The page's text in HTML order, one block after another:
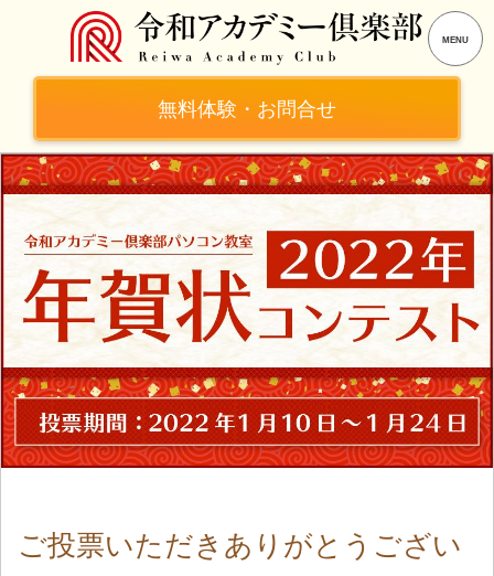
無料体験・お問合せ
ご投票いただきありがとうござい